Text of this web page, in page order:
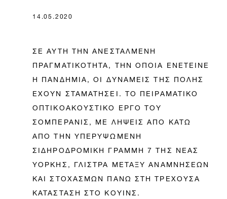
14.05.2020
ΣΕ ΑΥΤΗ ΤΗΝ ΑΝΕΣΤΑΛΜΕΝΗ
ΠΡΑΓΜΑΤΙΚΟΤΗΤΑ, ΤΗΝ ΟΠΟΙΑ ΕΝΕΤΕΙΝΕ
Η ΠΑΝΔΗΜΙΑ, ΟΙ ΔΥΝΑΜΕΙΣ ΤΗΣ ΠΟΛΗΣ
ΕΧΟΥΝ ΣΤΑΜΑΤΗΣΕΙ. ΤΟ ΠΕΙΡΑΜΑΤΙΚΟ
ΟΠΤΙΚΟΑΚΟΥΣΤΙΚΟ ΕΡΓΟ ΤΟΥ
ΣΟΜΠΕΡΑΝΙΣ, ΜΕ ΛΗΨΕΙΣ ΑΠΟ ΚΑΤΩ
ΑΠΟ ΤΗΝ ΥΠΕΡΥΨΩΜΕΝΗ
ΣΙΔΗΡΟΔΡΟΜΙΚΗ ΓΡΑΜΜΗ 7 ΤΗΣ ΝΕΑΣ
ΥΟΡΚΗΣ, ΓΛΙΣΤΡΑ ΜΕΤΑΞΥ ΑΝΑΜΝΗΣΕΩΝ
ΚΑΙ ΣΤΟΧΑΣΜΩΝ ΠΑΝΩ ΣΤΗ ΤΡΕΧΟΥΣΑ
ΚΑΤΑΣΤΑΣΗ ΣΤΟ ΚΟΥΙΝΣ.